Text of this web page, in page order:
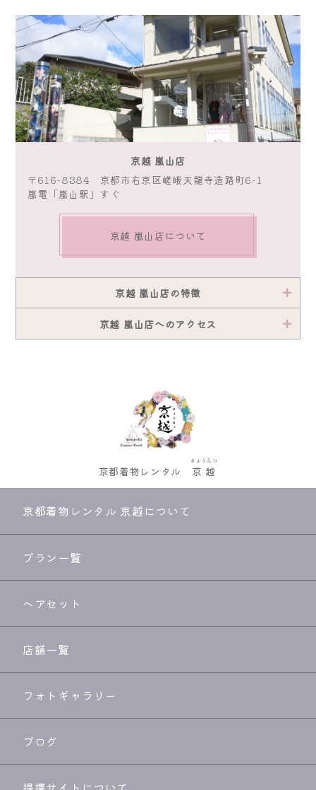
京越 嵐山店
〒616-8384 京都市右京区嵯峨天龍寺造路町6-1
嵐電「嵐山駅」すぐ
京越 嵐山店について
京越 嵐山店の特徴
京越 嵐山店へのアクセス
京都着物レンタル 京越
きょうえつ
京都着物レンタル 京越について
プラン一覧
ヘアセット
店舗一覧
フォトギャラリー
ブログ